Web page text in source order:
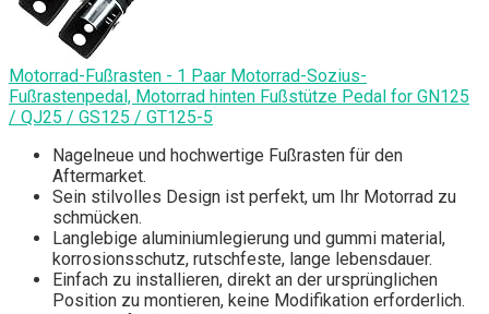
Motorrad-Fußrasten - 1 Paar Motorrad-Sozius-
Fußrastenpedal, Motorrad hinten Fußstütze Pedal for GN125
/ QJ25 / GS125 / GT125-5
Nagelneue und hochwertige Fußrasten für den
Aftermarket.
Sein stilvolles Design ist perfekt, um Ihr Motorrad zu
schmücken.
Langlebige aluminiumlegierung und gummi material,
korrosionsschutz, rutschfeste, lange lebensdauer.
Einfach zu installieren, direkt an der ursprünglichen
Position zu montieren, keine Modifikation erforderlich.